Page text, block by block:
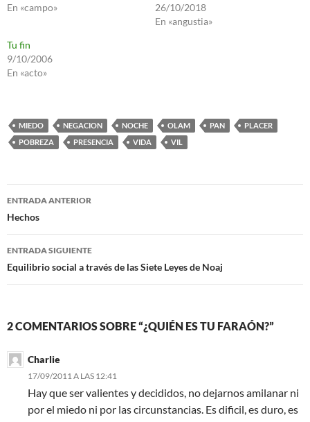
En «campo»
26/10/2018
En «angustia»
Tu fin
9/10/2006
En «acto»
MIEDO NEGACION NOCHE OLAM PAN
PLACER
POBREZA
PRESENCIA VIDA VIL
Navegación
de
entradas
ENTRADA ANTERIOR
Hechos
ENTRADA SIGUIENTE
Equilibrio social a través de las Siete Leyes de Noaj
2 COMENTARIOS SOBRE “¿QUIÉN ES TU FARAÓN?”
Charlie
17/09/2011 A LAS 12:41
Hay que ser valientes y decididos, no dejarnos amilanar ni
por el miedo ni por las circunstancias. Es dificil, es duro, es